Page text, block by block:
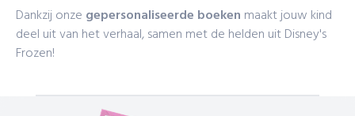
Dankzij onze gepersonaliseerde boeken maakt jouw kind
deel uit van het verhaal, samen met de helden uit Disney's
Frozen!